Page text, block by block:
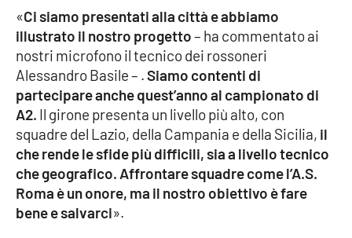
Economia e Lavoro
Politica
Sanità
Società
Sport
«Ci siamo presentati alla città e abbiamo
illustrato il nostro progetto– ha commentato ai
nostri microfono il tecnico dei rossoneri
Alessandro Basile – .Siamo contenti di
partecipare anche quest’anno al campionato di
A2. Il girone presenta un livello più alto, con
squadre del Lazio, della Campania e della Sicilia, il
che rende le sfide più difficili, sia a livello tecnico
che geografico. Affrontare squadre come l’A.S.
Roma è un onore, ma il nostro obiettivo è fare
bene e salvarci».